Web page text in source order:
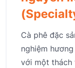
Cà phê đặc
nghiệm
với một thách